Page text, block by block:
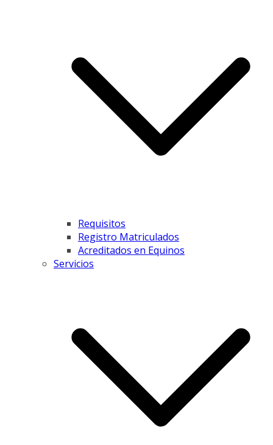
Requisitos
Registro Matriculados
Acreditados en Equinos
Servicios